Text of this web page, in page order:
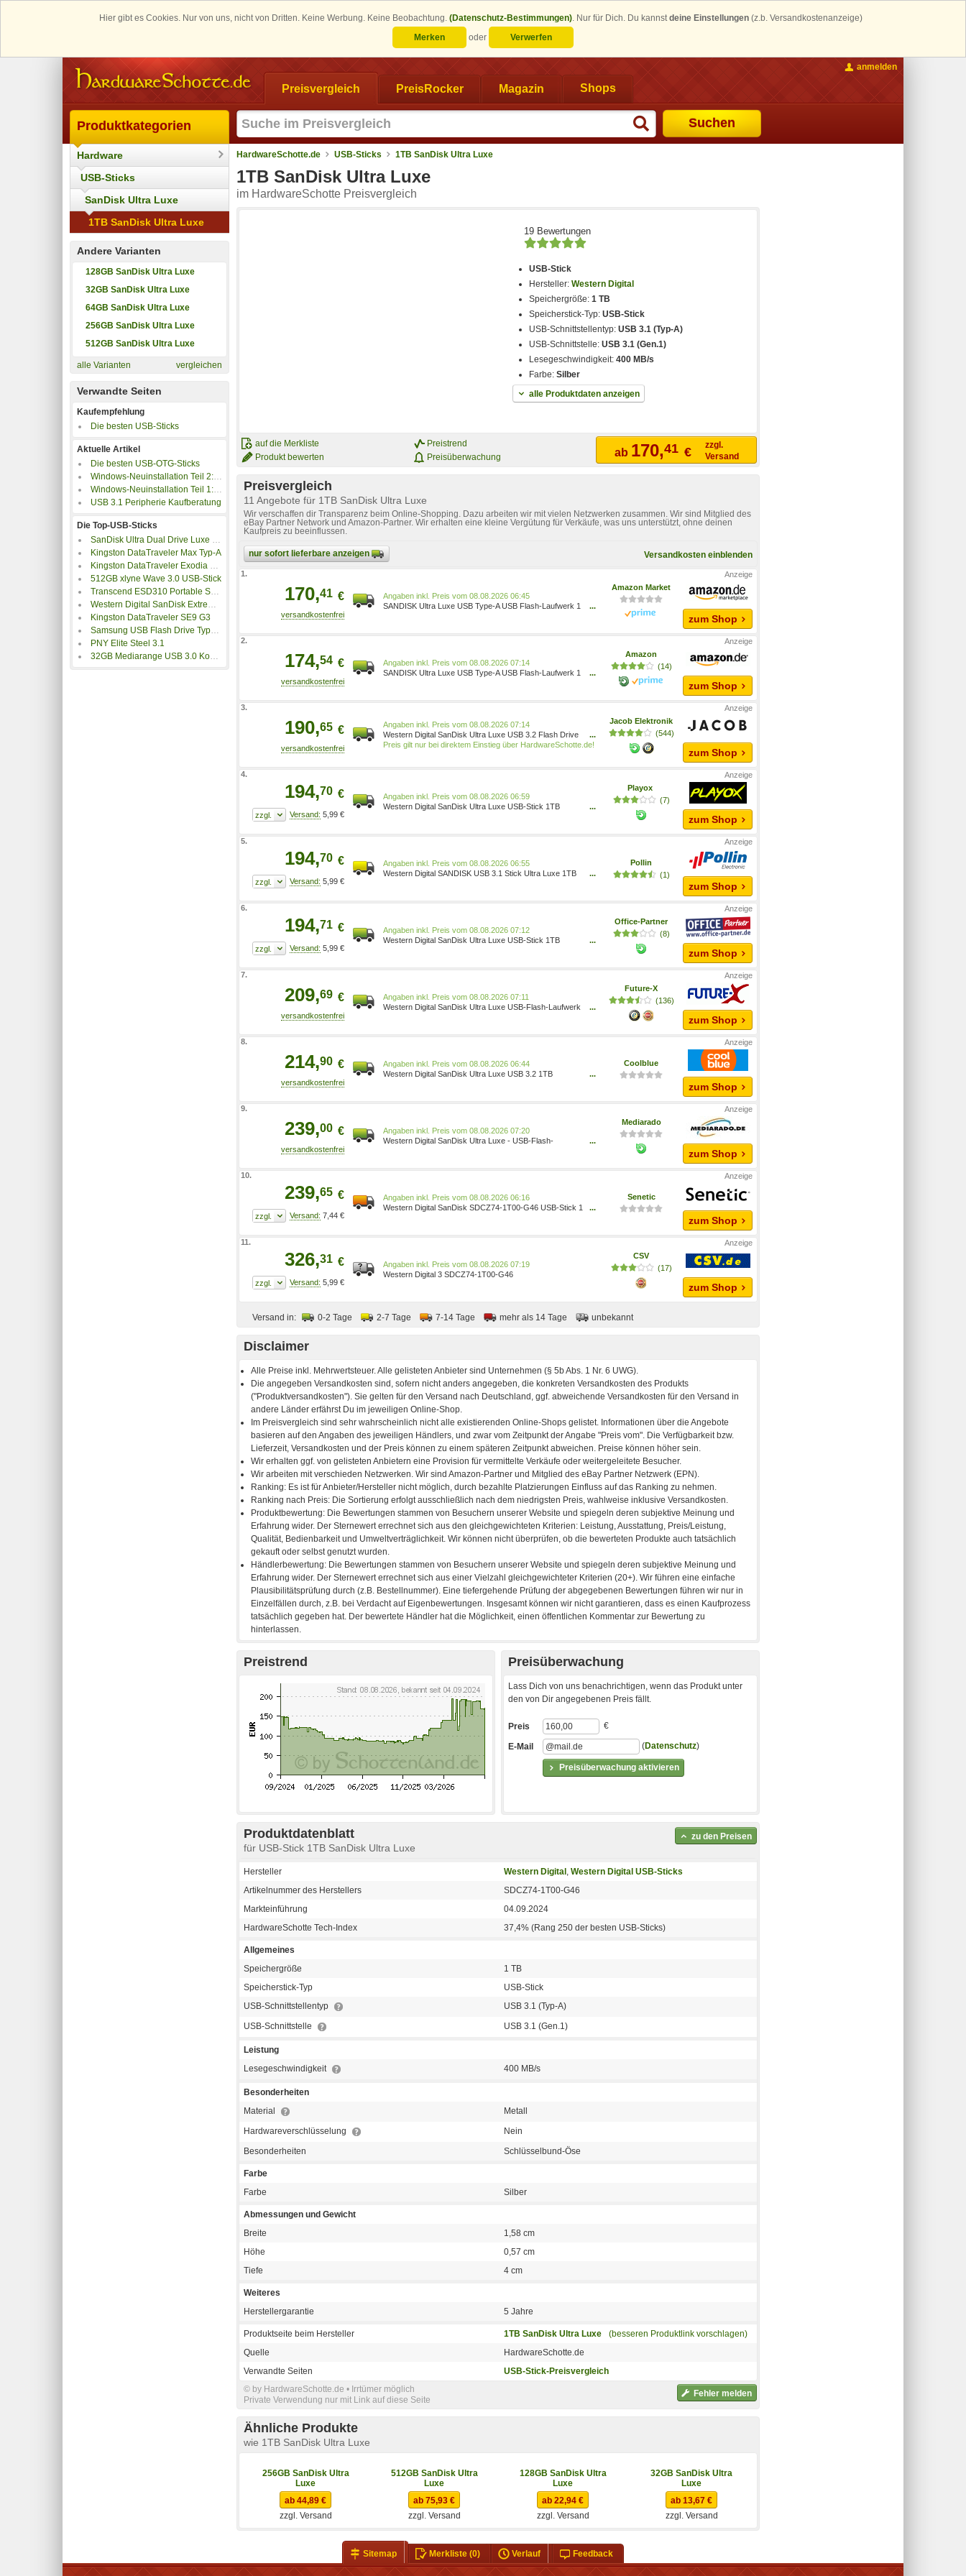
Hier gibt es Cookies. Nur von uns, nicht von Dritten. Keine Werbung. Keine Beobachtung. (Datenschutz-Bestimmungen). Nur für Dich. Du kannstdeine Einstellungen (z.b. Versandkostenanzeige)
Merken
oder Verwerfen
Preisvergleich PreisRocker Magazin Shops
Suchen
anmelden
Produktkategorien
Hardware
USB-Sticks
SanDisk Ultra Luxe
1TB SanDisk Ultra Luxe
Andere Varianten
128GB SanDisk Ultra Luxe
32GB SanDisk Ultra Luxe
64GB SanDisk Ultra Luxe
256GB SanDisk Ultra Luxe
512GB SanDisk Ultra Luxe
alle Varianten vergleichen
Verwandte Seiten
Kaufempfehlung
Die besten USB-Sticks
Aktuelle Artikel
Die besten USB-OTG-Sticks
Windows-Neuinstallation Teil 2: Die vier besten Methoden Windows neu zu installieren!
Windows-Neuinstallation Teil 1: Datensicherung & Vorbereitung
USB 3.1 Peripherie Kaufberatung
Die Top-USB-Sticks
SanDisk Ultra Dual Drive Luxe Type-C
Kingston DataTraveler Max Typ-A
Kingston DataTraveler Exodia M USB-Stick
512GB xlyne Wave 3.0 USB-Stick
Transcend ESD310 Portable SSD-Stick
Western Digital SanDisk Extreme PRO Dual Drive
Kingston DataTraveler SE9 G3
Samsung USB Flash Drive Type-C
PNY Elite Steel 3.1
32GB Mediarange USB 3.0 Kombo-Speicherstick mit Type-C
HardwareSchotte.de USB-Sticks 1TB SanDisk Ultra Luxe
1TB SanDisk Ultra Luxe
im HardwareSchotte Preisvergleich
19 Bewertungen
USB-Stick
Hersteller:Western Digital
Speichergröße:1 TB
Speicherstick-Typ:USB-Stick
USB-Schnittstellentyp:USB 3.1 (Typ-A)
USB-Schnittstelle:USB 3.1 (Gen.1)
Lesegeschwindigkeit:400 MB/s
Farbe:Silber
alle Produktdaten anzeigen
auf die Merkliste
Produkt bewerten
Preistrend
Preisüberwachung
ab 170,41 €
zzgl.
Versand
Preisvergleich
11 Angebote für 1TB SanDisk Ultra Luxe
Wir verschaffen dir Transparenz beim Online-Shopping. Dazu arbeiten wir mit vielen Netzwerken zusammen. Wir sind Mitglied des
eBay Partner Network und Amazon-Partner. Wir erhalten eine kleine Vergütung für Verkäufe, was uns unterstützt, ohne deinen
Kaufpreis zu beeinflussen.
nur sofort lieferbare anzeigen Versandkosten einblenden
1.
170,41 €
Preis vom 08.08.2026 06:45
SANDISK Ultra Luxe USB Type-A USB Flash-Laufwerk 1
...
Amazon Market
zum Shop
2.
174,54 €
Preis vom 08.08.2026 07:14
SANDISK Ultra Luxe USB Type-A USB Flash-Laufwerk 1
...
Amazon
(14)
zum Shop
3.
190,65 €
Preis vom 08.08.2026 07:14
Western Digital SanDisk Ultra Luxe USB 3.2 Flash Drive
1TB (SDCZ74-1T00-G46)
...
Preis gilt nur bei direktem Einstieg über HardwareSchotte.de!
Jacob Elektronik
(544)
zum Shop
4.
194,70 €
5,99 €
Preis vom 08.08.2026 06:59
Western Digital SanDisk Ultra Luxe USB-Stick 1TB
...
Playox
(7)
zum Shop
5.
194,70 €
5,99 €
Preis vom 08.08.2026 06:55
Western Digital SANDISK USB 3.1 Stick Ultra Luxe 1TB
...
Pollin
(1)
zum Shop
6.
194,71 €
5,99 €
Preis vom 08.08.2026 07:12
Western Digital SanDisk Ultra Luxe USB-Stick 1TB
...
Office-Partner
(8)
zum Shop
7.
209,69 €
Preis vom 08.08.2026 07:11
Western Digital SanDisk Ultra Luxe USB-Flash-Laufwerk
...
Future-X
(136)
zum Shop
8.
214,90 €
Preis vom 08.08.2026 06:44
Western Digital SanDisk Ultra Luxe USB 3.2 1TB
...
Coolblue
zum Shop
9.
239,00 €
Preis vom 08.08.2026 07:20
Western Digital SanDisk Ultra Luxe - USB-Flash-
...
Mediarado
zum Shop
10.
239,65 €
7,44 €
Preis vom 08.08.2026 06:16
Western Digital SanDisk SDCZ74-1T00-G46 USB-Stick 1
...
Senetic
zum Shop
11.
326,31 €
5,99 €
Preis vom 08.08.2026 07:19
Western Digital 3 SDCZ74-1T00-G46
CSV
(17)
zum Shop
Versand in: 0-2 Tage 2-7 Tage 7-14 Tage mehr als 14 Tage unbekannt
Disclaimer
Preistrend Preisüberwachung
Lass Dich von uns benachrichtigen, wenn das Produkt unter
den von Dir angegebenen Preis fällt.
Preisüberwachung aktivieren
Preis €
E-Mail (Datenschutz)
Produktdatenblatt
für USB-Stick 1TB SanDisk Ultra Luxe
zu den Preisen
Hersteller Western Digital, Western Digital USB-Sticks
Artikelnummer des Herstellers
SDCZ74-1T00-G46
Markteinführung
04.09.2024
HardwareSchotte Tech-Index
37,4% (Rang 250 der besten USB-Sticks)
Allgemeines
Speichergröße
1 TB
Speicherstick-Typ
USB-Stick
USB-Schnittstellentyp
USB 3.1 (Typ-A)
USB-Schnittstelle
USB 3.1 (Gen.1)
Leistung
Lesegeschwindigkeit
400 MB/s
Besonderheiten
Material
Metall
Hardwareverschlüsselung
Nein
Besonderheiten
Schlüsselbund-Öse
Farbe
Farbe
Silber
Abmessungen und Gewicht
Breite
1,58 cm
Höhe
0,57 cm
Tiefe
4 cm
Weiteres
Herstellergarantie
5 Jahre
Produktseite beim Hersteller 1TB SanDisk Ultra Luxe
(besseren Produktlink vorschlagen)
Quelle
HardwareSchotte.de
Verwandte Seiten
USB-Stick-Preisvergleich
Fehler melden
© by HardwareSchotte.de • Irrtümer möglich
Private Verwendung nur mit Link auf diese Seite
Ähnliche Produkte
wie 1TB SanDisk Ultra Luxe
256GB SanDisk Ultra
Luxe
512GB SanDisk Ultra
Luxe
128GB SanDisk Ultra
Luxe
32GB SanDisk Ultra
Luxe
ab 44,89 €
zzgl. Versand
ab 75,93 €
zzgl. Versand
ab 22,94 €
zzgl. Versand
ab 13,67 €
zzgl. Versand
Sitemap Merkliste(0) Verlauf Feedback